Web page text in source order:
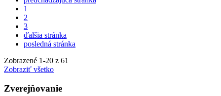
1
2
3
ďalšia stránka
posledná stránka
Zobrazené 1-20 z 61
Zobraziť všetko
Zverejňovanie